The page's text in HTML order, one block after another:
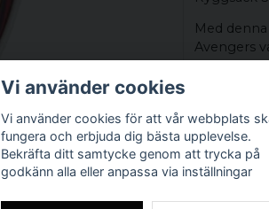
Med
Avengers
perfekt för
för att
komfort
Med
du visar
Vi använder cookies
Vi använder cookies för att vår webbplats
fungera och erbjuda dig bästa upplevelse.
Bekräfta ditt samtycke genom att trycka på
godkänn alla eller anpassa via inställningar